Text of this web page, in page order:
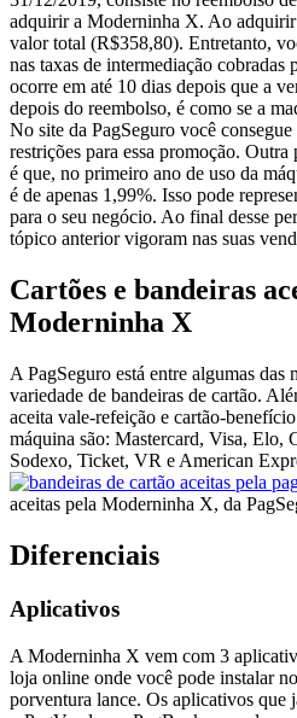
adquirir a Moderninha X. Ao adquirir
valor total (R$358,80). Entretanto,
nas taxas de intermediação cobradas
ocorre em até 10 dias depois que a
depois do reembolso, é como se a
No site da PagSeguro você
restrições para essa promoção.
é que, no primeiro ano de uso da
é de apenas 1,99%. Isso pode
para o seu negócio. Ao final desse
tópico anterior vigoram nas suas
Cartões e bandeiras
Moderninha X
A PagSeguro está entre algumas das
variedade de bandeiras de cartão.
aceita vale-refeição e cartão-
máquina são: Mastercard, Visa, Elo,
Sodexo, Ticket, VR e American
aceitas pela Moderninha X, da
Diferenciais
Aplicativos
A Moderninha X vem com 3
loja online onde você pode instalar
porventura lance. Os aplicativos que